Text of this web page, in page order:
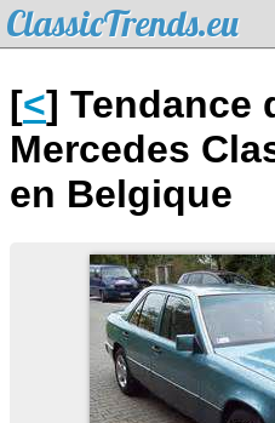
ClassicTrends.eu
[<] Tendance
Mercedes
en Belgique